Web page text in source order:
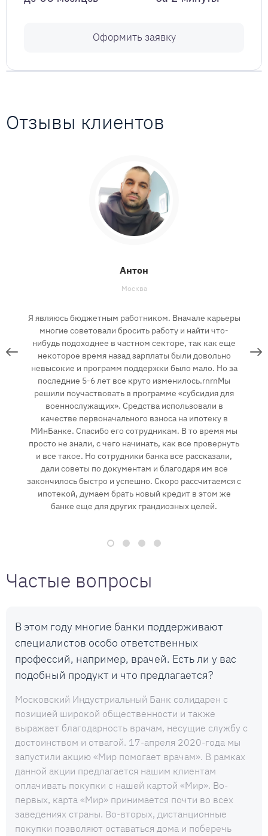
Оформить заявку
Отзывы клиентов
Антон
Москва
Я являюсь бюджетным работником. Вначале карьеры
многие советовали бросить работу и найти что-
нибудь подоходнее в частном секторе, так как еще
некоторое время назад зарплаты были довольно
невысокие и программ поддержки было мало. Но за
последние 5-6 лет все круто изменилось.rnrnМы
решили поучаствовать в программе «субсидия для
военнослужащих». Средства использовали в
качестве первоначального взноса на ипотеку в
МИнБанке. Спасибо его сотрудникам. В то время мы
просто не знали, с чего начинать, как все провернуть
и все такое. Но сотрудники банка все рассказали,
дали советы по документам и благодаря им все
закончилось быстро и успешно. Скоро рассчитаемся с
ипотекой, думаем брать новый кредит в этом же
банке еще для других грандиозных целей.
Частые вопросы
В этом году многие банки поддерживают
специалистов особо ответственных
профессий, например, врачей. Есть ли у вас
подобный продукт и что предлагается?
Московский Индустриальный Банк солидарен с
позицией широкой общественности и также
выражает благодарность врачам, несущие службу с
достоинством и отвагой. 17-апреля 2020-года мы
запустили акцию «Мир помогает врачам». В рамках
данной акции предлагается нашим клиентам
оплачивать покупки с нашей картой «Мир». Во-
первых, карта «Мир» принимается почти во всех
заведениях страны. Во-вторых, дистанционные
покупки позволяют оставаться дома и поберечь